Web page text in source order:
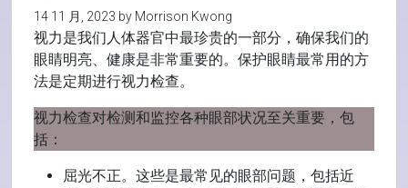
14 11 月, 2023 by Morrison Kwong
视力是我们人体器官中最珍贵的一部分，确保我们的
眼睛明亮、健康是非常重要的。保护眼睛最常用的方
法是定期进行视力检查。
视力检查对检测和监控各种眼部状况至关重要，包
括：
屈光不正。这些是最常见的眼部问题，包括近